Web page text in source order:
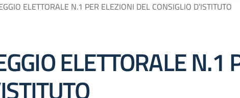
ELETTORALE N.1 PER ELEZIONI DEL CONSIGLIO D’ISTITUTO
ELETTORALE N.1